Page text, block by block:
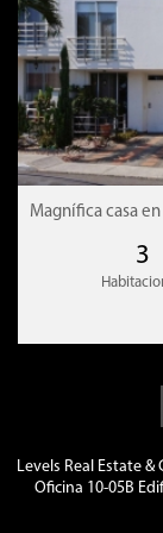
Magnífica casa
3
Levels Real Estate
Oficina 10-05B